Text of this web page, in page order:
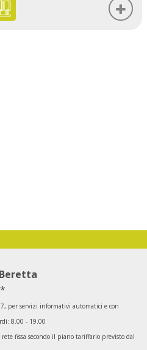
per servizi informativi automatici e con
8.00 - 19.00
fissa secondo il piano tariffario previsto dal